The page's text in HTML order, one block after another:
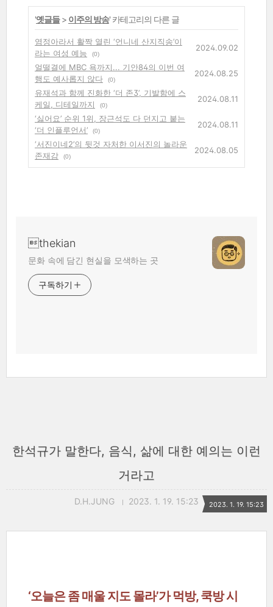
'옛글들> 이주의 방송' 카테고리의 다른 글
염정아라서 활짝 열린 ‘언니네 산지직송’이
라는 여성 예능
(0)
2024.09.02
얼떨결에 MBC 욕까지... 기안84의 이번 여
행도 예사롭지 않다
(0)
2024.08.25
유재석과 함께 진화한 ‘더 존3’, 기발함에 스
케일, 디테일까지
(0)
2024.08.11
‘싫어요’ 순위 1위, 장근석도 다 던지고 붙는
‘더 인플루언서’
(0)
2024.08.11
‘서진이네2’의 뒷것 자처한 이서진의 놀라운
존재감
(0)
2024.08.05
thekian
문화 속에 담긴 현실을 모색하는 곳
구독하기
한석규가 말한다, 음식, 삶에 대한 예의는 이런
거라고
D.H.JUNG 2023. 1. 19. 15:23 2023. 1. 19. 15:23
‘오늘은 좀 매울 지도 몰라’가 먹방, 쿡방 시